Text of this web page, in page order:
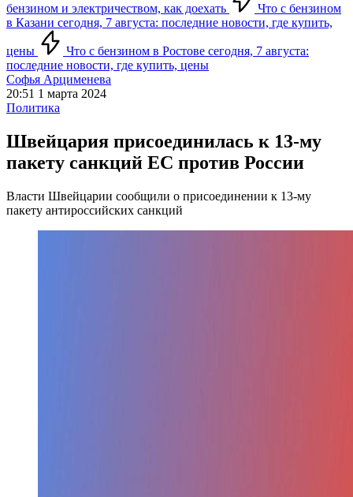
бензином и электричеством, как доехать
Что с бензином
в Казани сегодня, 7 августа: последние новости, где купить,
цены
Что с бензином в Ростове сегодня, 7 августа:
последние новости, где купить, цены
Софья Арцименева
20:51 1 марта 2024
Политика
Швейцария присоединилась к 13-му
пакету санкций ЕС против России
Власти Швейцарии сообщили о присоединении к 13-му
пакету антироссийских санкций